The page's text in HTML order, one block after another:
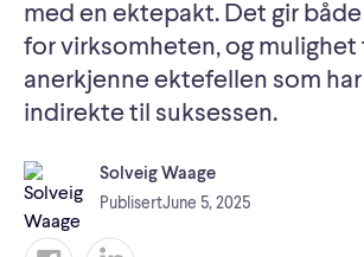
med en ektepakt. Det gir
for virksomheten, og mulighet
anerkjenne ektefellen som
indirekte til suksessen.
Solveig Waage
PublisertJune 5, 2025